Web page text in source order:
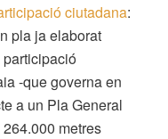
ciutadana:
pla ja elaborat
participació
-que governa en
a un Pla General
metres